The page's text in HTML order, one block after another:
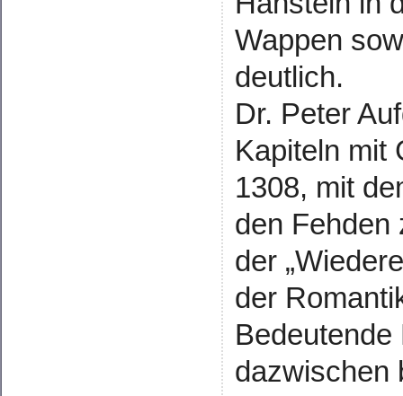
Wappen
deutlich.
Dr. Peter
Kapiteln mit
1308, mit
den Fehden
der
der
dazwischen